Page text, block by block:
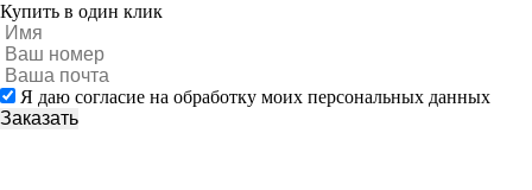
Купить в один клик
Я даю согласие на обработку моих персональных данных